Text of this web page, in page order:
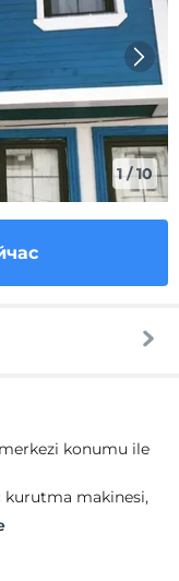
1 /10
konumu ile
kurutma makinesi,